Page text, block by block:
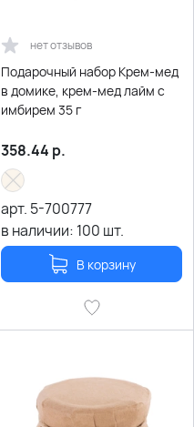
нет отзывов
Подарочный набор Крем-мед
в домике, крем-мед лайм с
имбирем 35 г
358.44 р.
арт. 5-700777
в наличии: 100 шт.
В корзину